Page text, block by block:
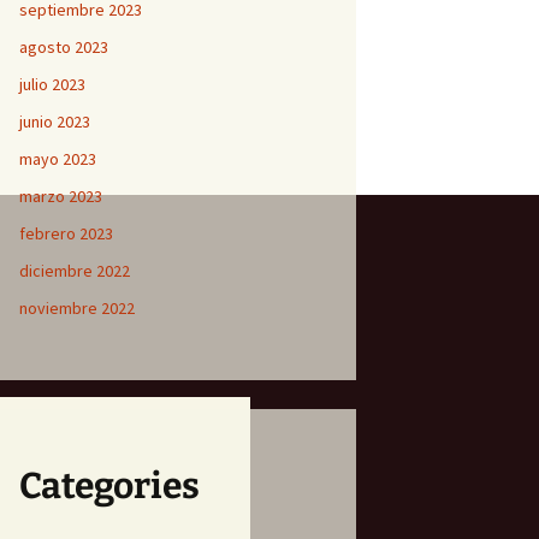
septiembre 2023
agosto 2023
julio 2023
junio 2023
mayo 2023
marzo 2023
febrero 2023
diciembre 2022
noviembre 2022
Categories